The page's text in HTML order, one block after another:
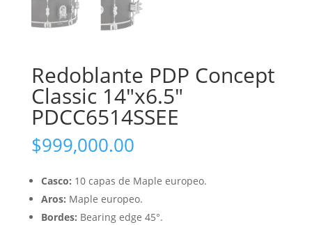
Redoblante PDP Concept
Classic 14″x6.5″
PDCC6514SSEE
$999,000.00
Casco: 10 capas de Maple europeo.
Aros: Maple europeo.
Bordes: Bearing edge 45°.